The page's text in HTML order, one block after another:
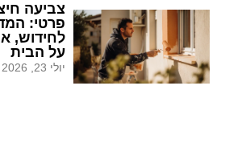
צביעה
פרטי:
לחידוש,
על הבית
יולי 23, 2026